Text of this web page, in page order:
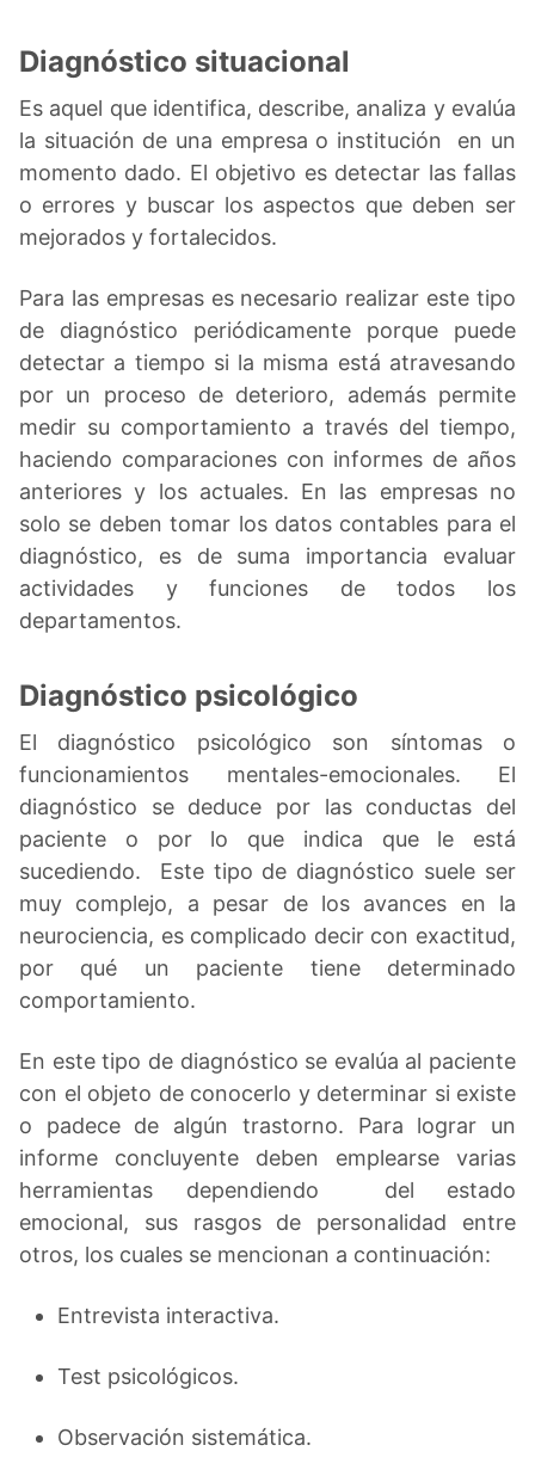
Diagnóstico situacional
Es aquel que identifica, describe, analiza y evalúa
la situación de una empresa o institución en un
momento dado. El objetivo es detectar las fallas
o errores y buscar los aspectos que deben ser
mejorados y fortalecidos.
Para las empresas es necesario realizar este tipo
de diagnóstico periódicamente porque puede
detectar a tiempo si la misma está atravesando
por un proceso de deterioro, además permite
medir su comportamiento a través del tiempo,
haciendo comparaciones con informes de años
anteriores y los actuales. En las empresas no
solo se deben tomar los datos contables para el
diagnóstico, es de suma importancia evaluar
actividades y funciones de todos los
departamentos.
Diagnóstico psicológico
El diagnóstico psicológico son síntomas o
funcionamientos mentales-emocionales. El
diagnóstico se deduce por las conductas del
paciente o por lo que indica que le está
sucediendo. Este tipo de diagnóstico suele ser
muy complejo, a pesar de los avances en la
neurociencia, es complicado decir con exactitud,
por qué un paciente tiene determinado
comportamiento.
En este tipo de diagnóstico se evalúa al paciente
con el objeto de conocerlo y determinar si existe
o padece de algún trastorno. Para lograr un
informe concluyente deben emplearse varias
herramientas dependiendo del estado
emocional, sus rasgos de personalidad entre
otros, los cuales se mencionan a continuación:
Entrevista interactiva.
Test psicológicos.
Observación sistemática.